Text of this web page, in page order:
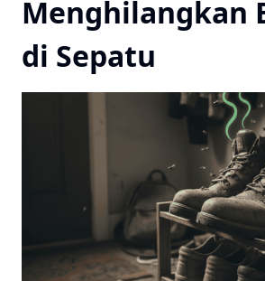
Menghilangkan
di Sepatu